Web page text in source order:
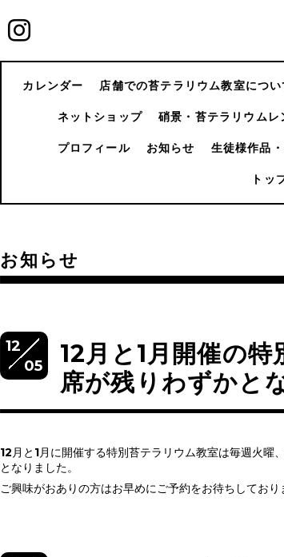
カレンダー 店舗での苔テラリウム教室につい
ネットショップ 硝景・苔テラリウムレ
プロフィール お知らせ 生徒様作品
トッ
お知らせ
12
05
12月と1月開催の
席が残りわずかと
12月と1月に開催する特別苔テラリウム教室は毎週火
となりました。
ご興味がおありの方はお早めにご予約をお待ちしており